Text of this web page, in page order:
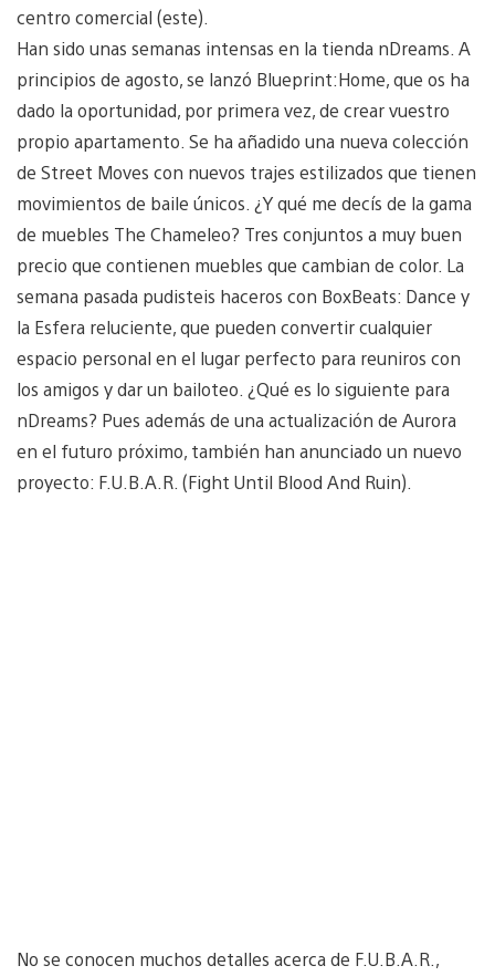
centro comercial (este).
Han sido unas semanas intensas en la tienda nDreams. A
principios de agosto, se lanzó Blueprint:Home, que os ha
dado la oportunidad, por primera vez, de crear vuestro
propio apartamento. Se ha añadido una nueva colección
de Street Moves con nuevos trajes estilizados que tienen
movimientos de baile únicos. ¿Y qué me decís de la gama
de muebles The Chameleo? Tres conjuntos a muy buen
precio que contienen muebles que cambian de color. La
semana pasada pudisteis haceros con BoxBeats: Dance y
la Esfera reluciente, que pueden convertir cualquier
espacio personal en el lugar perfecto para reuniros con
los amigos y dar un bailoteo. ¿Qué es lo siguiente para
nDreams? Pues además de una actualización de Aurora
en el futuro próximo, también han anunciado un nuevo
proyecto: F.U.B.A.R. (Fight Until Blood And Ruin).
No se conocen muchos detalles acerca de F.U.B.A.R.,